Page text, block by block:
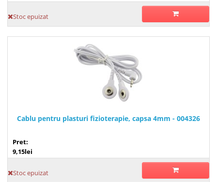
Stoc epuizat
Cablu pentru plasturi fizioterapie, capsa 4mm - 004326
Pret:
9,15lei
Stoc epuizat